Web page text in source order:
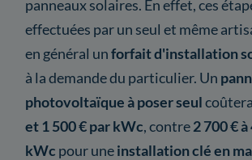
panneaux solaires. En effet, ces
effectuées par un seul et même
en général unforfait d'installation
à la demande du particulier. Un
photovoltaïque à poser seul
et 1 500 € par kWc, contre2 700 €
kWc pour uneinstallation clé en